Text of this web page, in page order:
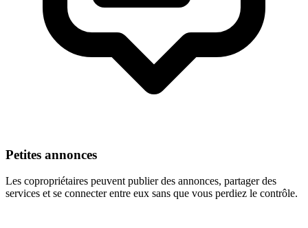
Petites annonces
Les copropriétaires peuvent publier des annonces, partager des
services et se connecter entre eux sans que vous perdiez le contrôle.